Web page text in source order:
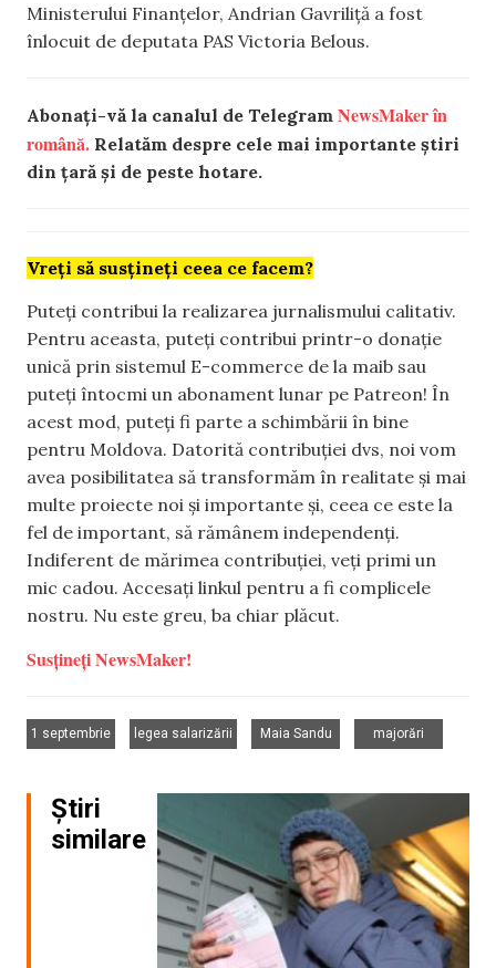
Ministerului Finanțelor, Andrian Gavriliță a fost
înlocuit de deputata PAS Victoria Belous.
Abonați-vă la canalul de Telegram NewsMaker în
română. Relatăm despre cele mai importante știri
din țară și de peste hotare.
Vreți să susțineți ceea ce facem?
Puteți contribui la realizarea jurnalismului calitativ.
Pentru aceasta, puteți contribui printr-o donație
unică prin sistemul E-commerce de la maib sau
puteți întocmi un abonament lunar pe Patreon! În
acest mod, puteți fi parte a schimbării în bine
pentru Moldova. Datorită contribuției dvs, noi vom
avea posibilitatea să transformăm în realitate și mai
multe proiecte noi și importante și, ceea ce este la
fel de important, să rămânem independenți.
Indiferent de mărimea contribuției, veți primi un
mic cadou. Accesați linkul pentru a fi complicele
nostru. Nu este greu, ba chiar plăcut.
Susțineți NewsMaker!
1 septembrie
legea salarizării
Maia Sandu
majorări
Știri
similare